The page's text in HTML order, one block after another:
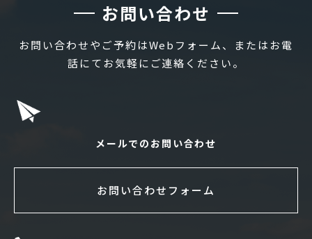
お問い合わせ
お問い合わせやご予約はWebフォーム、またはお電
話にてお気軽にご連絡ください。
メールでのお問い合わせ
お問い合わせフォーム